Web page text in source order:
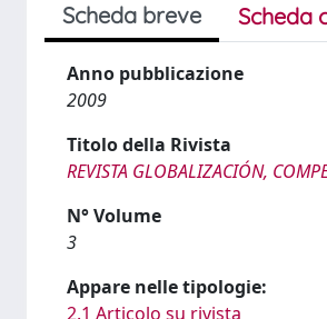
Scheda breve Scheda
Anno pubblicazione
2009
Titolo della Rivista
REVISTA GLOBALIZACIÓN,
N° Volume
3
Appare nelle tipologie:
2.1 Articolo su rivista